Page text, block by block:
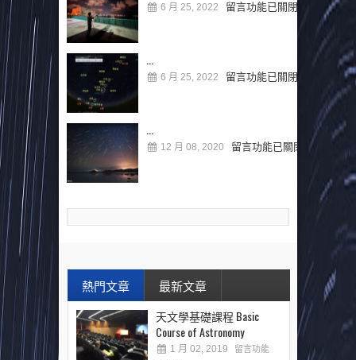
6 月 25, 2022 留言功能已關閉
6 月 25, 2022 留言功能已關閉
12 月 08, 2020 留言功能已關閉
熱門文章 最新文章
天文學基礎課程 Basic
Course of Astronomy
1 月 02, 2019
留言功能